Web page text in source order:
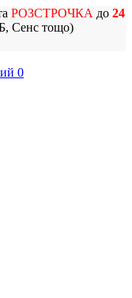
РОЗСТРОЧКА до 24
Сенс тощо)
0